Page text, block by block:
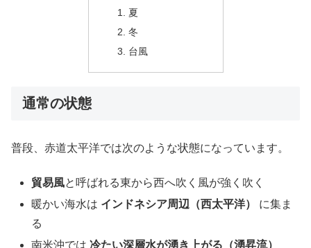
夏
冬
台風
通常の状態
普段、赤道太平洋では次のような状態になっています。
貿易風と呼ばれる東から西へ吹く風が強く吹く
暖かい海水は インドネシア周辺（西太平洋）
に集ま
る
南米沖では冷たい深層水が湧き上がる（湧昇流）